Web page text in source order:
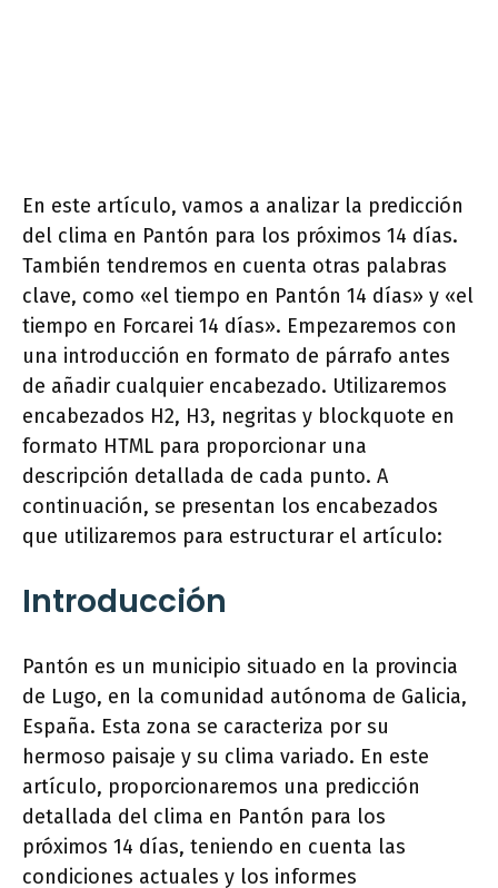
En este artículo, vamos a analizar la predicción
del clima en Pantón para los próximos 14 días.
También tendremos en cuenta otras palabras
clave, como «el tiempo en Pantón 14 días» y «el
tiempo en Forcarei 14 días». Empezaremos con
una introducción en formato de párrafo antes
de añadir cualquier encabezado. Utilizaremos
encabezados H2, H3, negritas y blockquote en
formato HTML para proporcionar una
descripción detallada de cada punto. A
continuación, se presentan los encabezados
que utilizaremos para estructurar el artículo:
Introducción
Pantón es un municipio situado en la provincia
de Lugo, en la comunidad autónoma de Galicia,
España. Esta zona se caracteriza por su
hermoso paisaje y su clima variado. En este
artículo, proporcionaremos una predicción
detallada del clima en Pantón para los
próximos 14 días, teniendo en cuenta las
condiciones actuales y los informes